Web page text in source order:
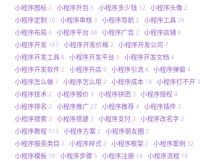
小程序图标2 小程序外包 5 小程序多少钱 12 小程序头像 2
小程序定制 10 小程序审核 3 小程序导航2 小程序工具29
小程序布局 4 小程序平台 44 小程序广告2 小程序店铺8
小程序开发 187 小程序开发价格2 小程序开发公司 7
小程序开发工具8 小程序开发平台 3 小程序开发文档 4
小程序开发软件2 小程序开店9 小程序引流4 小程序弹窗 4
小程序怎么做7 小程序怎么用 2 小程序成本 18 小程序打不开 3
小程序技术2 小程序报价 3 小程序拼团 3 小程序授权 4
小程序排名 2 小程序推广27 小程序推荐4 小程序插件 3
小程序搜索 3 小程序搭建 3 小程序支付 3 小程序改名字 2
小程序教程 113 小程序方案2 小程序朋友圈 2
小程序服务类目 2 小程序样式2 小程序框架 2 小程序案例 32
小程序模板 78 小程序步骤 5 小程序注册 14 小程序流程 18